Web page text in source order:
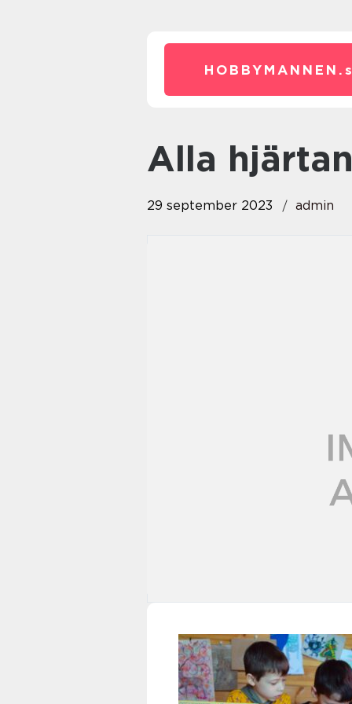
HOBBYMANNEN.
alla
29 september 2023 admin